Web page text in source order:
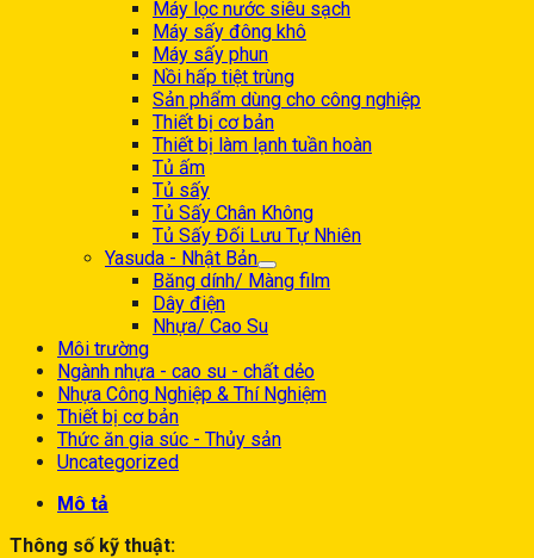
Máy lọc nước siêu sạch
Máy sấy đông khô
Máy sấy phun
Nồi hấp tiệt trùng
Sản phẩm dùng cho công nghiệp
Thiết bị cơ bản
Thiết bị làm lạnh tuần hoàn
Tủ ấm
Tủ sấy
Tủ Sấy Chân Không
Tủ Sấy Đối Lưu Tự Nhiên
Yasuda - Nhật Bản
Băng dính/ Màng film
Dây điện
Nhựa/ Cao Su
Môi trường
Ngành nhựa - cao su - chất dẻo
Nhựa Công Nghiệp & Thí Nghiệm
Thiết bị cơ bản
Thức ăn gia súc - Thủy sản
Uncategorized
Mô tả
Thông số kỹ thuật: